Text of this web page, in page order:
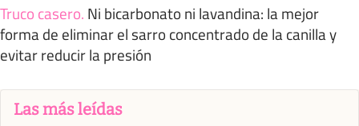
Truco casero. Ni bicarbonato ni lavandina: la mejor
forma de eliminar el sarro concentrado de la canilla y
evitar reducir la presión
Las más leídas